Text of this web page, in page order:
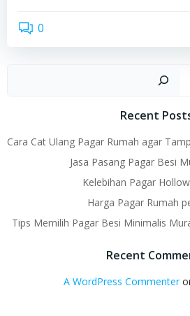
0
Recent
Cara Cat Ulang Pagar Rumah agar
Jasa Pasang Pagar Besi
Kelebihan Pagar
Harga Pagar Rumah
Tips Memilih Pagar Besi Minimalis
Recent
A WordPress Commenter